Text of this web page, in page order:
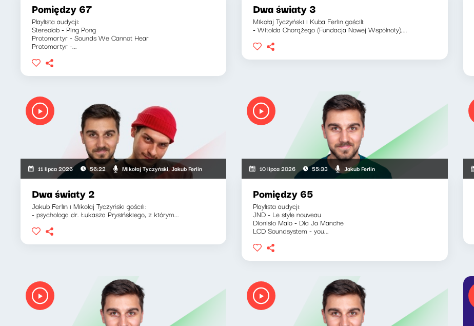
Pomiędzy 67
Playlista audycji:
Stereolab - Ping Pong
Protomartyr - Sounds We Cannot Hear
Protomartyr -...
Dwa światy 3
Mikołaj Tyczyński i Kuba Ferlin gościli:
- Witolda Chorążego (Fundacja Nowej Wspólnoty),...
11 lipca 2026 56:22 Mikołaj Tyczyński, Jakub Ferlin
Dwa światy 2
Jakub Ferlin i Mikołaj Tyczyński gościli:
- psychologa dr. Łukasza Prysińskiego, z którym...
10 lipca 2026 55:33 Jakub Ferlin
Pomiędzy 65
Playlista audycji:
JND - Le style nouveau
Dionisio Maio - Dia Ja Manche
LCD Soundsystem - you...